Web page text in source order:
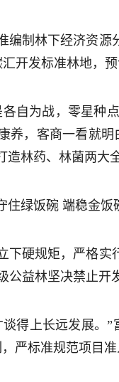
编制林下经济资
开发标准林地，
各自为战，零星种
养，客商一看就
造林药、林菌两大
住绿饭碗 端稳金饭
下硬规矩，严格
公益林坚决禁止开
谈得上长远发展。
严标准规范项目